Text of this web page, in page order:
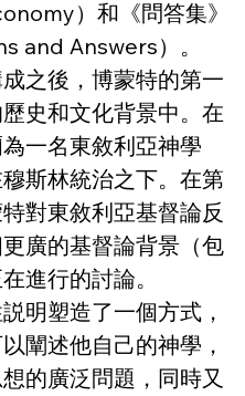
）和《問答集》
and Answers）。
之後，博蒙特的第一
史和文化背景中。在
一名東敘利亞神學
斯林統治之下。在第
對東敘利亞基督論反
廣的基督論背景（包
進行的討論。
明塑造了一個方式，
闡述他自己的神學，
的廣泛問題，同時又